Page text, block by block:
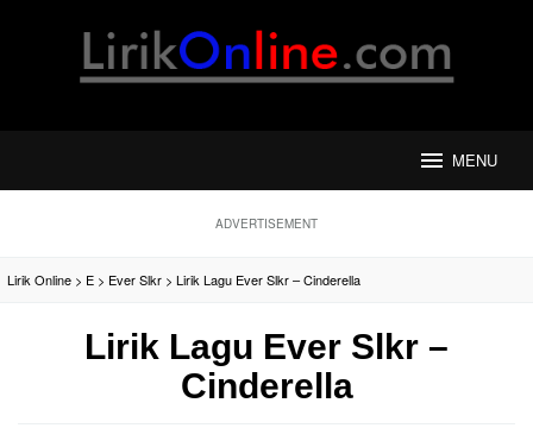
MENU
ADVERTISEMENT
Lirik Online > E > Ever Slkr > Lirik Lagu Ever Slkr – Cinderella
Lirik Lagu Ever Slkr –
Cinderella